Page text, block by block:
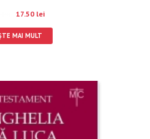
17.50 lei
MAI MULT